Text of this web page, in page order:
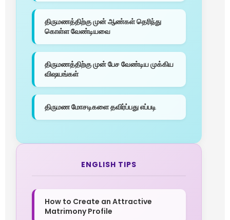
திருமணத்திற்கு முன் ஆண்கள் தெரிந்து
கொள்ள வேண்டியவை
திருமணத்திற்கு முன் பேச வேண்டிய முக்கிய
விஷயங்கள்
திருமண மோசடிகளை தவிர்ப்பது எப்படி
ENGLISH TIPS
How to Create an Attractive
Matrimony Profile